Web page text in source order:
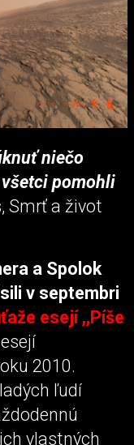
niečo
všetci pomohli
Smrť a život
a Spolok
v septembri
esejí ,,Píše
2010.
ľudí
vlastných